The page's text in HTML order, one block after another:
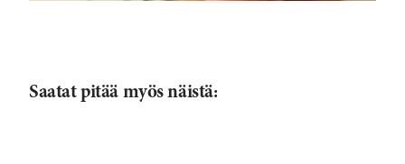
Saatat pitää myös näistä: